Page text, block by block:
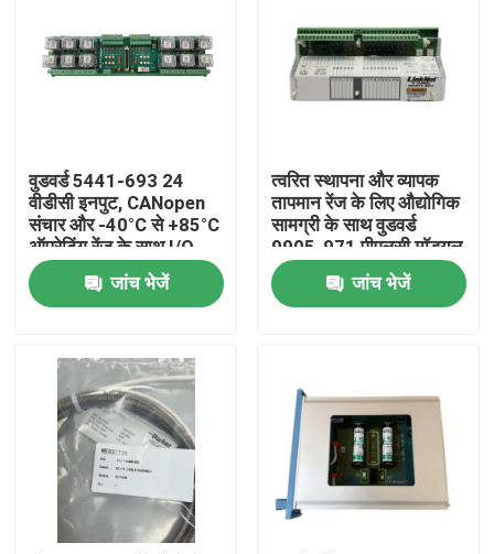
उत्पाद
वीडियो
हमारे बारे में
वुडवर्ड 5441-693 24
वीडीसी इनपुट, CANopen
संचार और -40°C से +85°C
ऑपरेटिंग रेंज के साथ I/O
मॉड्यूल
जांच भेजें
त्वरित स्थापना और व्यापक
तापमान रेंज के लिए औद्योगिक
सामग्री के साथ वुडवर्ड
9905-971 पीएलसी मॉड्यूल
जांच भेजें